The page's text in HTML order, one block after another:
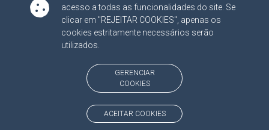
acesso a todas as funcionalidades do site. Se
clicar em "REJEITAR COOKIES", apenas os
cookies estritamente necessários serão
utilizados.
GERENCIAR
COOKIES
ACEITAR COOKIES
SIGA NOSSAS REDES SOCIAIS
Linked InYoutube
Facebook
X
BAIXE NOSSO APLICATIVO